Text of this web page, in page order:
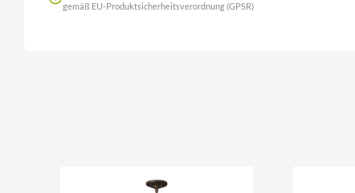
gemäß EU-Produktsicherheitsverordnung (GPSR)